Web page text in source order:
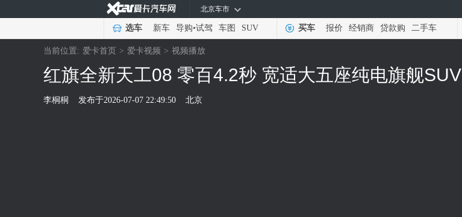
北京车市
选车 新车 导购•试驾 车图 SUV 买车 报价 经销商 贷款购 二手车
当前位置: 爱卡首页 > 爱卡视频 > 视频播放
红旗全新天工08 零百4.2秒 宽适大五座纯电旗舰SUV
李桐桐 发布于2026-07-07 22:49:50 北京